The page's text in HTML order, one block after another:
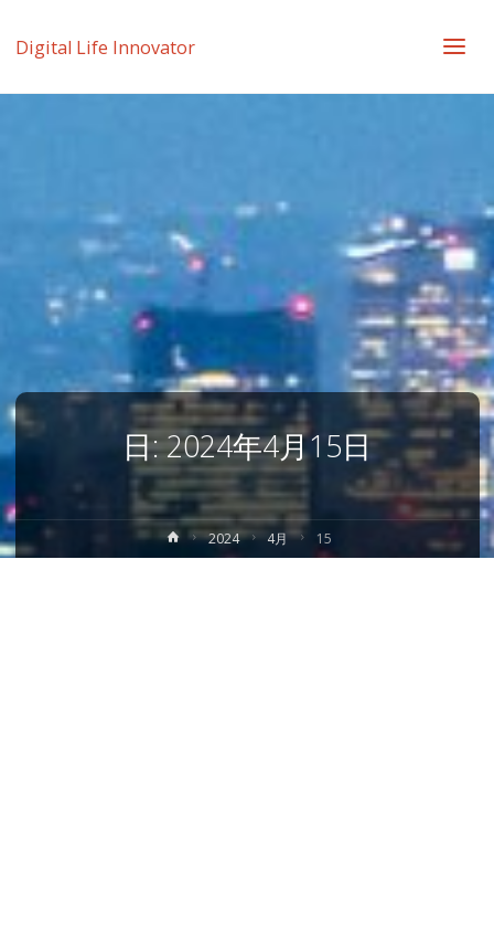
Digital Life Innovator
日:2024年4月15日
ホ
ー
2024 4月 15